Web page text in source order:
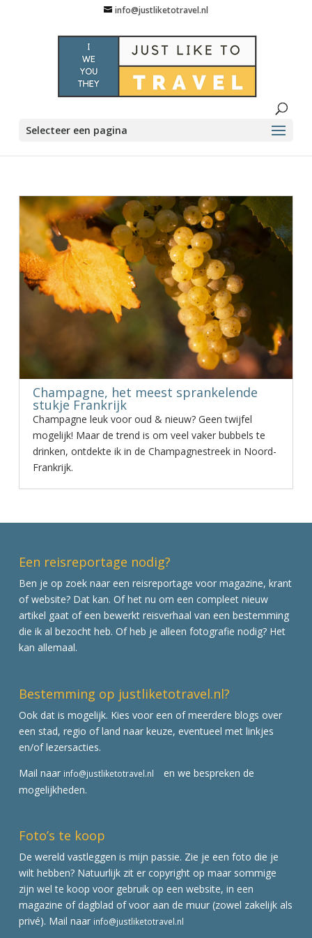
info@justliketotravel.nl
Selecteer een pagina
Champagne, het meest sprankelende
stukje Frankrijk
Champagne leuk voor oud & nieuw? Geen twijfel
mogelijk! Maar de trend is om veel vaker bubbels te
drinken, ontdekte ik in de Champagnestreek in Noord-
Frankrijk.
Een reisreportage nodig?
Ben je op zoek naar een reisreportage voor magazine, krant
of website? Dat kan. Of het nu om een compleet nieuw
artikel gaat of een bewerkt reisverhaal van een bestemming
die ik al bezocht heb. Of heb je alleen fotografie nodig? Het
kan allemaal.
Bestemming op justliketotravel.nl?
Ook dat is mogelijk. Kies voor een of meerdere blogs over
een stad, regio of land naar keuze, eventueel met linkjes
en/of lezersacties.
Mail naar info@justliketotravel.nl
en we bespreken de
mogelijkheden.
Foto’s te koop
De wereld vastleggen is mijn passie. Zie je een foto die je
wilt hebben? Natuurlijk zit er copyright op maar sommige
zijn wel te koop voor gebruik op een website, in een
magazine of dagblad of voor aan de muur (zowel zakelijk als
privé). Mail naar info@justliketotravel.nl